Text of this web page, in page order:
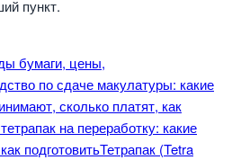
пункт.
бумаги, цены,
по сдаче макулатуры: какие
сколько платят, как
на переработку: какие
подготовитьТетрапак (Tetra